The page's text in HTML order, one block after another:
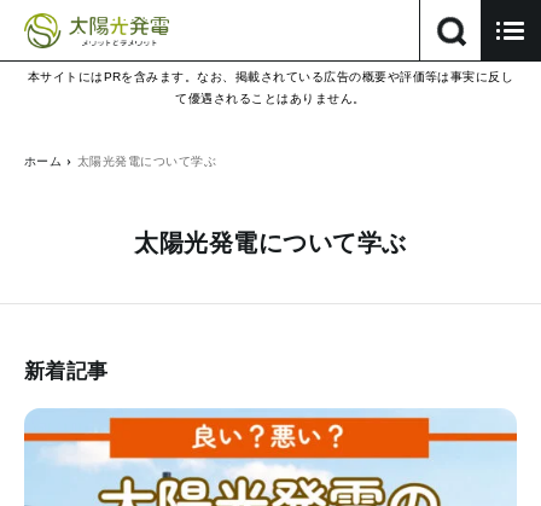
本サイトにはPRを含みます。なお、掲載されている広告の概要や評価等は事実に反し
て優遇されることはありません。
ホーム 太陽光発電について学ぶ
太陽光発電について学ぶ
新着記事